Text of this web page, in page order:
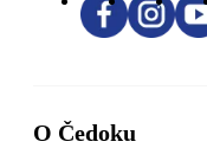
O Čedoku